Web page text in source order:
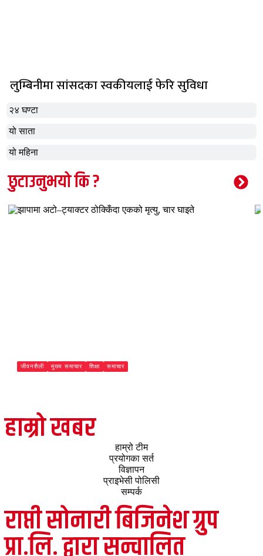
२४ घण्टा
यो साता
यो महिना
लुम्बिनीमा सांसदका स्वकीयलाई फेरि सुविधा
छुटाउनुभयो कि ?
जीवनशैली मुख्य समाचार शिक्षा समाचार
हाम्रो खबर
हाम्रो टीम
प्रयोगका सर्त
विज्ञापन
प्राइभेसी पोलिसी
सम्पर्क
राप्ती सोनारी बिजिनेश ग्रुप
प्रा.लि. द्वारा सन्चालित